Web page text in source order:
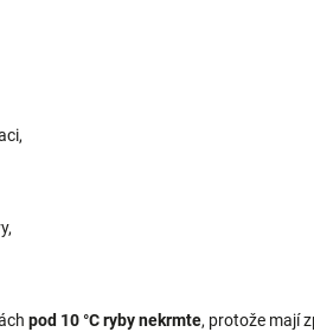
pod 10 °C ryby nekrmte, protože mají